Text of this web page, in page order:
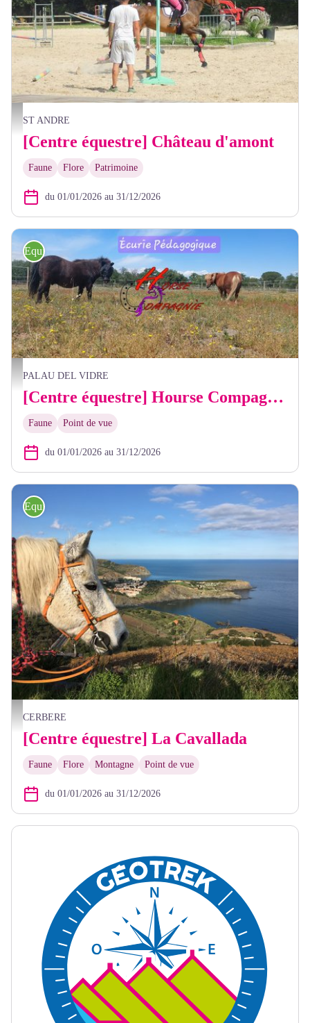
Château d'Amont
ST ANDRE
[Centre équestre] Château d'amont
Faune Flore Patrimoine
du 01/01/2026 au 31/12/2026
Horse compagnie
Equitation
PALAU DEL VIDRE
[Centre équestre] Hourse Compagnie
Faune Point de vue
du 01/01/2026 au 31/12/2026
Vue - La Cavallada
Equitation
CERBERE
[Centre équestre] La Cavallada
Faune Flore Montagne Point de vue
du 01/01/2026 au 31/12/2026